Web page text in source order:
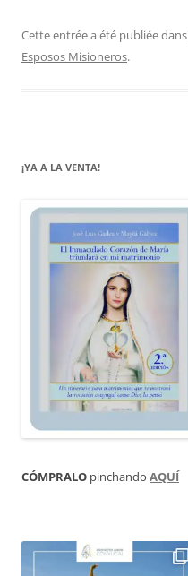
Cette entrée a été publiée dans
Esposos Misioneros.
¡YA A LA VENTA!
CÓMPRALO pinchando AQUÍ